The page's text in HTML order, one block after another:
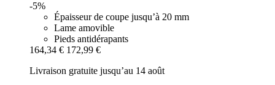
-5%
Épaisseur de coupe jusqu’à 20 mm
Lame amovible
Pieds antidérapants
164,34 € 172,99 €
Livraison gratuite jusqu’au 14 août